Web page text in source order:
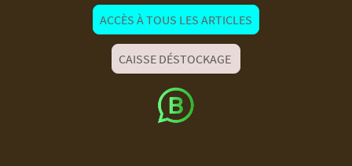
ACCÈS À TOUS LES ARTICLES
CAISSE DÉSTOCKAGE